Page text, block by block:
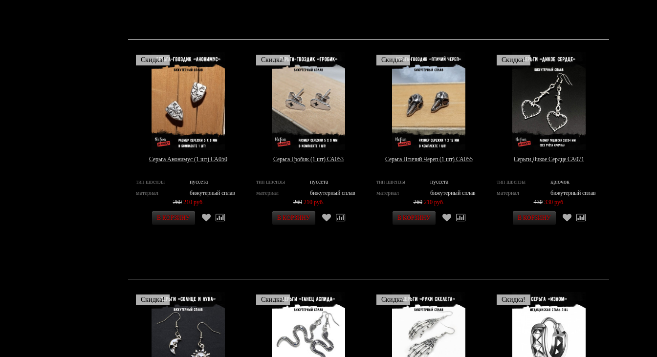
Скидка!
Серьга Анонимус (1 шт) СА050
тип швензы
пуссета
материал
бижутерный сплав
260 210 руб.
Скидка!
Серьга Гробик (1 шт) СА053
тип швензы
пуссета
материал
бижутерный сплав
260 210 руб.
Скидка!
Серьга Птичий Череп (1 шт) СА055
тип швензы
пуссета
материал
бижутерный сплав
260 210 руб.
Скидка!
Серьги Дикое Сердце СА071
тип швензы
крючок
материал
бижутерный сплав
430 330 руб.
Скидка! Скидка! Скидка! Скидка!